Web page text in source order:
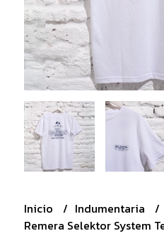
Inicio Indumentaria
Remera Selektor System